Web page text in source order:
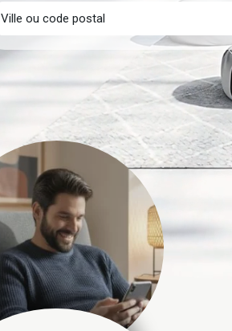
Ville ou code postal